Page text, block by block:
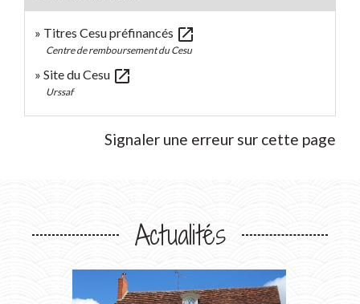
Titres Cesu préfinancés open_in_new
Centre de remboursement du Cesu
Site du Cesu open_in_new
Urssaf
Signaler une erreur sur cette page
Actualités